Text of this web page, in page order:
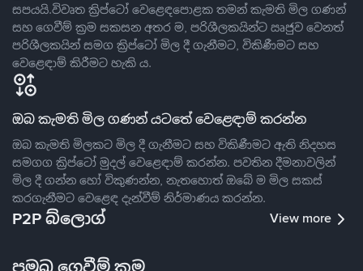
සපයයි.විවෘත ක්‍රිප්ටෝ වෙළෙඳපොළක තමන් කැමති මිල ගණන්
සහ ගෙවීම් ක්‍රම සකසන අතර ම, පරිශීලකයින්ට ඍජුව වෙනත්
පරිශීලකයින් සමග ක්‍රිප්ටෝ මිල දී ගැනීමට, විකිණීමට සහ
වෙළෙඳාම් කිරීමට හැකි ය.
ඔබ කැමති මිල ගණන් යටතේ වෙළෙඳාම් කරන්න
ඔබ කැමති මිලකට මිල දී ගැනීමට සහ විකිණීමට ඇති නිදහස
සමගග ක්‍රිප්ටෝ මුදල් වෙළෙඳාම් කරන්න. පවතින දීමනාවලින්
මිල දී ගන්න හෝ විකුණන්න, නැතහොත් ඔබේ ම මිල සකස්
කරගැනීමට වෙළෙඳ දැන්වීම් නිර්මාණය කරන්න.
P2P බ්ලොග් View more